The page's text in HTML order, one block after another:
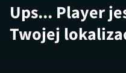
Ups... Player
Twojej